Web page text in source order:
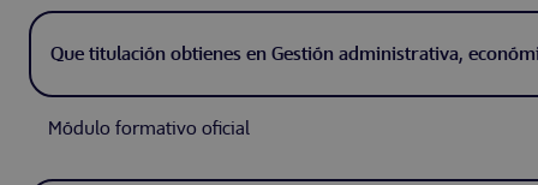
Módulo formativo oficial